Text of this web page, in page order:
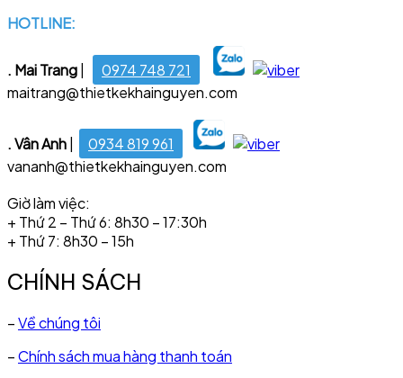
HOTLINE:
. Mai Trang|
0974 748 721
maitrang@thietkekhainguyen.com
. Vân Anh
0934 819 961
vananh@thietkekhainguyen.com
Giờ làm việc:
+ Thứ 2 – Thứ 6: 8h30 – 17:30h
+ Thứ 7: 8h30 – 15h
CHÍNH SÁCH
–Về chúng tôi
–Chính sách mua hàng thanh toán